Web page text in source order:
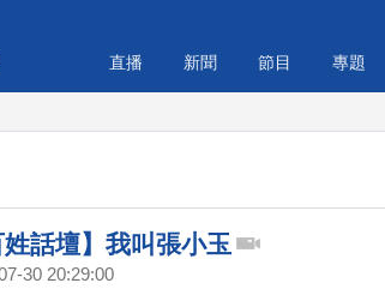
直播 新聞 節目 專題
姓話壇】我叫張小玉
30 20:29:00